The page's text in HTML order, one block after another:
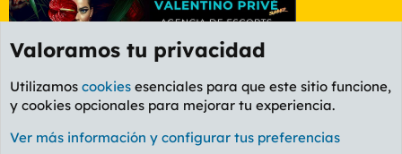
Foro General
Cookies
PL OLDSTYLE AMARILLO
Valoramos tu privacidad
Utilizamos cookies esenciales para que este sitio funcione,
y cookies opcionales para mejorar tu experiencia.
Ver más información y configurar tus preferencias